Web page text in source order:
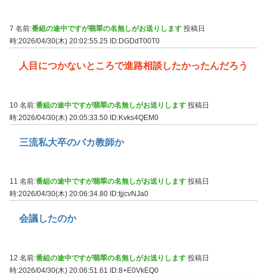
7 名前:番組の途中ですが翡翠の名無しがお送りします 投稿日
時:2026/04/30(木) 20:02:55.25
ID:DGDdT00T0
人目につかないところで進路相談したかったんだろう
10 名前:番組の途中ですが翡翠の名無しがお送りします 投稿日
時:2026/04/30(木) 20:05:33.50 ID:Kvks4QEM0
三流私大卒のバカ教師か
11 名前:番組の途中ですが翡翠の名無しがお送りします 投稿日
時:2026/04/30(木) 20:06:34.80 ID:tjjcvNJa0
会議したのか
12 名前:番組の途中ですが翡翠の名無しがお送りします 投稿日
時:2026/04/30(木) 20:06:51.61
ID:8+E0VkEQ0